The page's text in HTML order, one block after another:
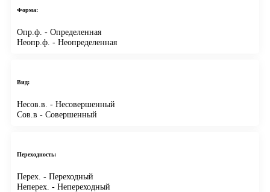
Форма:
Опр.ф. - Определенная
Неопр.ф. - Неопределенная
Вид:
Несов.в. - Несовершенный
Сов.в - Совершенный
Переходность:
Перех. - Переходный
Неперех. - Непереходный